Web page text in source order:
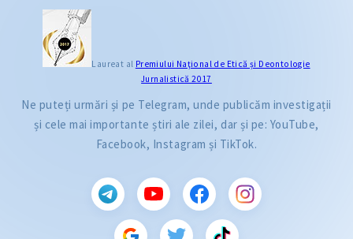
Laureat al Premiului Naţional de Etică și Deontologie
Jurnalistică 2017
Ne puteți urmări și pe Telegram, unde publicăm investigații
și cele mai importante știri ale zilei, dar și pe: YouTube,
Facebook, Instagram și TikTok.